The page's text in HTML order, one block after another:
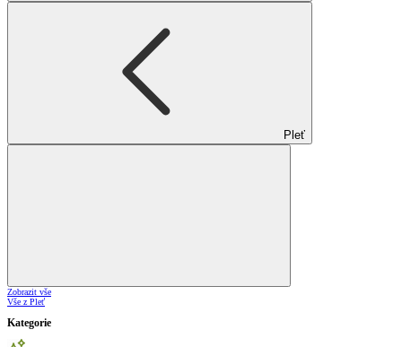
Pleť
Zobrazit vše
Vše z Pleť
Kategorie